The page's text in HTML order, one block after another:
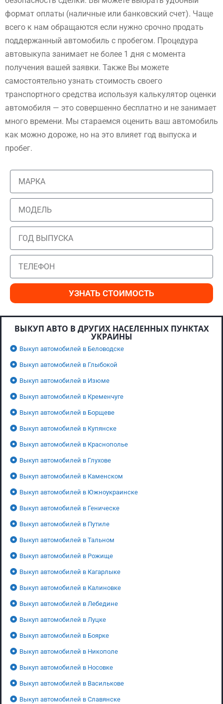
формат оплаты (наличные или банковский счет). Чаще
всего к нам обращаются если нужно срочно продать
поддержанный автомобиль с пробегом. Процедура
автовыкупа занимает не более 1 дня с момента
получения вашей заявки. Также Вы можете
самостоятельно узнать стоимость своего
транспортного средства используя калькулятор оценки
автомобиля — это совершенно бесплатно и не занимает
много времени. Мы стараемся оценить ваш автомобиль
как можно дороже, но на это влияет год выпуска и
пробег.
УЗНАТЬ СТОИМОСТЬ
ВЫКУП АВТО В ДРУГИХ НАСЕЛЕННЫХ ПУНКТАХ
УКРАИНЫ
Выкуп автомобилей в Беловодске
Выкуп автомобилей в Глыбокой
Выкуп автомобилей в Изюме
Выкуп автомобилей в Кременчуге
Выкуп автомобилей в Борщеве
Выкуп автомобилей в Купянске
Выкуп автомобилей в Краснополье
Выкуп автомобилей в Глухове
Выкуп автомобилей в Каменском
Выкуп автомобилей в Южноукраинске
Выкуп автомобилей в Геническе
Выкуп автомобилей в Путиле
Выкуп автомобилей в Тальном
Выкуп автомобилей в Рожище
Выкуп автомобилей в Кагарлыке
Выкуп автомобилей в Калиновке
Выкуп автомобилей в Лебедине
Выкуп автомобилей в Луцке
Выкуп автомобилей в Боярке
Выкуп автомобилей в Никополе
Выкуп автомобилей в Носовке
Выкуп автомобилей в Василькове
Выкуп автомобилей в Славянске